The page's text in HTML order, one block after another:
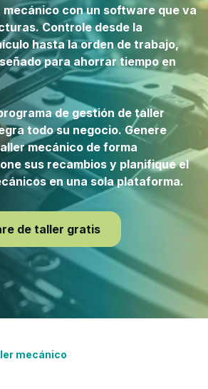
con un software que va
Controle desde la
hasta la orden de trabajo,
para ahorrar tiempo en
de gestión de taller
todo su negocio. Genere
mecánico de forma
sus recambios y planifique el
en una sola plataforma.
de taller gratis
mecánico